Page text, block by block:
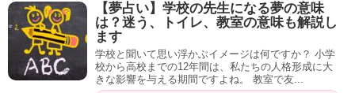
もしかしたら、今回の夢は、何か非常に大事なことをあな
たに伝えようとしているのかもしれませんね。
【夢占い】学校の先生になる夢の意味
は？迷う、トイレ、教室の意味も解説し
ます
学校と聞いて思い浮かぶイメージは何ですか？ 小学
校から高校までの12年間は、私たちの人格形成に大
きな影響を与える期間ですよね。 教室で友...